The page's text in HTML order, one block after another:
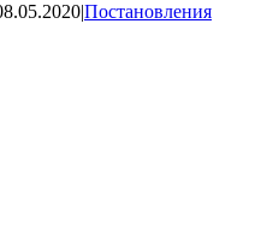
|Постановления